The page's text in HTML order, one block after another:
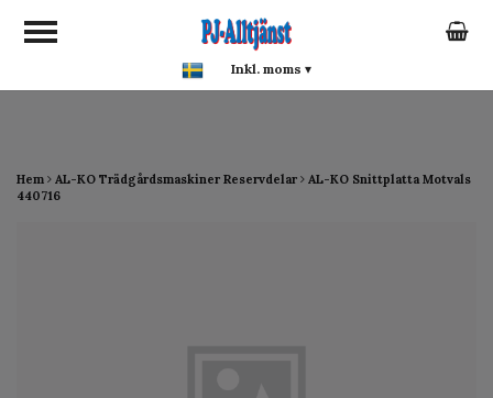
google-site-verification:
google0142a1f5f0015a93.html
Hem AL-KO Trädgårdsmaskiner Reservdelar
AL-KO Snittplatta Motvals
440716
Inkl. moms ▾